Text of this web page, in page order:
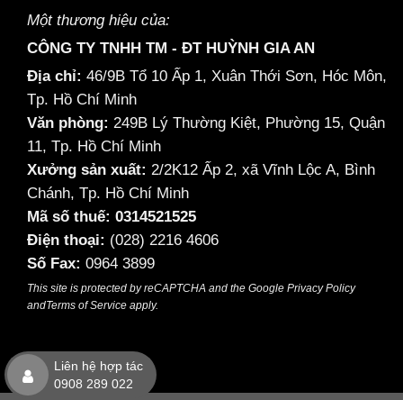
Một thương hiệu của:
CÔNG TY TNHH TM - ĐT HUỲNH GIA AN
Địa chỉ: 46/9B Tổ 10 Ấp 1, Xuân Thới Sơn, Hóc Môn,
Tp. Hồ Chí Minh
Văn phòng: 249B Lý Thường Kiệt, Phường 15, Quận
11, Tp. Hồ Chí Minh
Xưởng sản xuất: 2/2K12 Ấp 2, xã Vĩnh Lộc A, Bình
Chánh, Tp. Hồ Chí Minh
Mã số thuế: 0314521525
Điện thoại: (028) 2216 4606
Số Fax: 0964 3899
This site is protected by reCAPTCHA and the Google Privacy Policy
andTerms of Service apply.
Liên hệ hợp tác
0908 289 022